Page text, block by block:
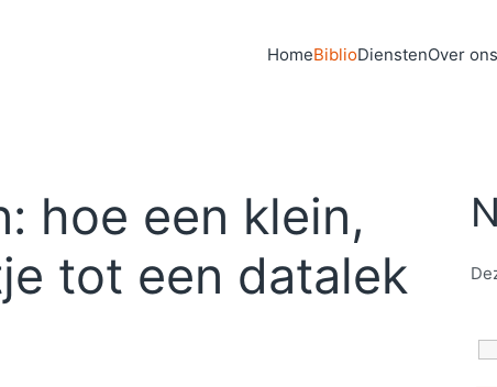
HomeBiblioDienstenOver ons
hoe een klein,
tot een datalek